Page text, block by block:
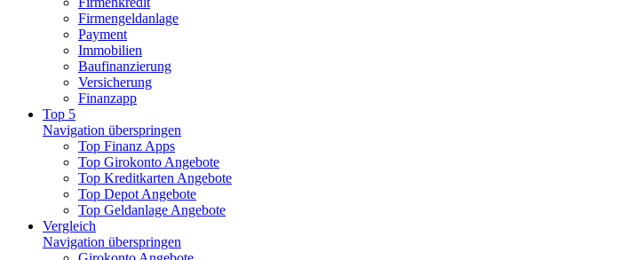
Firmengeldanlage
Payment
Immobilien
Baufinanzierung
Versicherung
Finanzapp
Top 5
Navigation überspringen
Top Finanz Apps
Top Girokonto Angebote
Top Kreditkarten Angebote
Top Depot Angebote
Top Geldanlage Angebote
Vergleich
Navigation überspringen